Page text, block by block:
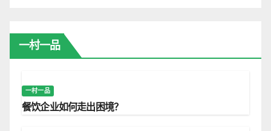
一村一品
一村一品
餐饮企业如何走出困境？